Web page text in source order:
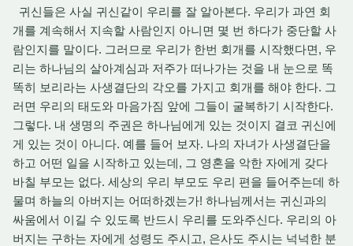
귀신들은 사실 귀신같이 우리를 잘 알아본다. 우리가 과연 회
개를 계속해서 지속할 사람인지 아니면 몇 번 하다가 중단할 사
람인지를 말이다. 그러므로 우리가 한번 회개를 시작했다면, 우
리는 하나님의 살아계심과 저주가 떠나가는 것을 내 눈으로 똑
똑히 보리라는 사생결단의 각오를 가지고 회개를 해야 한다. 그
러면 우리의 태도와 마음가짐 앞에 그들이 굴복하기 시작한다.
그렇다. 내 생명의 주권은 하나님에게 있는 것이지 결코 귀신에
게 있는 것이 아니다. 예를 들어 보자. 나의 자녀가 사생결단을
하고 어떤 일을 시작하고 있는데, 그 영혼을 악한 자에게 갖다
바칠 부모는 없다. 세상의 우리 부모도 우리 편을 들어주는데 하
물며 하늘의 아버지는 어떠하겠는가! 하나님께서는 귀신과의
싸움에서 이길 수 있도록 반드시 우리를 도와주신다. 우리의 아
버지는 구하는 자에게 성령도 주시고, 은사도 주시는 넉넉한 분